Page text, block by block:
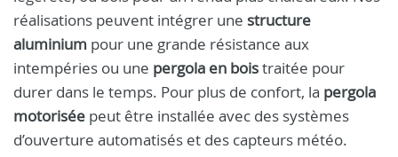
réalisations peuvent intégrer une structure
aluminium pour une grande résistance aux
intempéries ou une pergola en boistraitée pour
durer dans le temps. Pour plus de confort, la pergola
motorisée peut être installée avec des systèmes
d’ouverture automatisés et des capteurs météo.